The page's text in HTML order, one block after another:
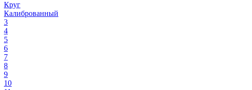
Круг
Калиброванный
3
4
5
6
7
8
9
10